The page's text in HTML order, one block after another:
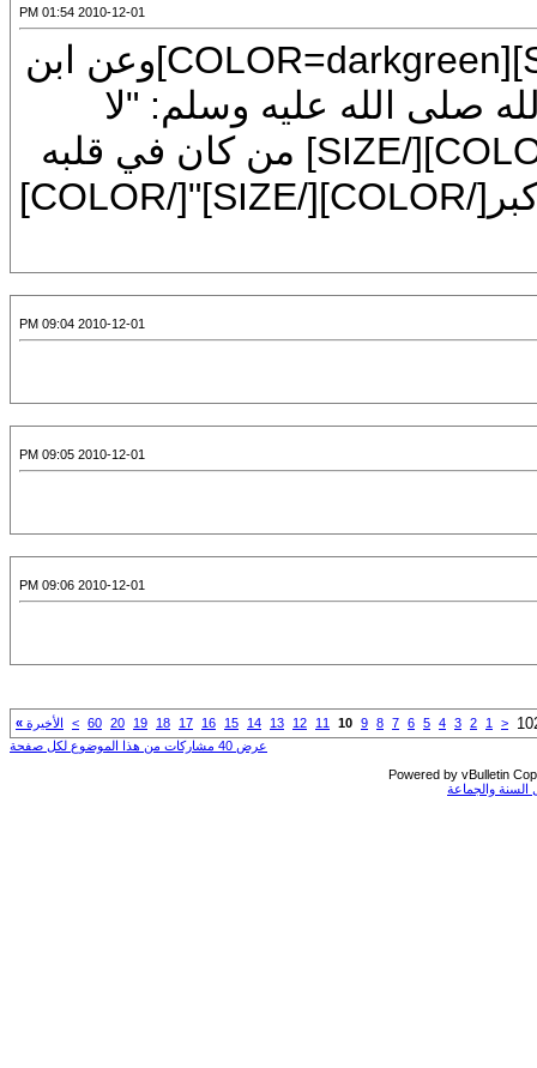
[CENTER][FONT=Mudir MT][SIZE=6][COLOR=darkgreen]وعن ابن
عليه وسلم: "لا
يدخل [SIZE=7][COLOR=red]الجنة[/COLOR][/SIZE] من كان في قلبه
مثقال ذرة من [SIZE=7][COLOR=red]كبر[/COLOR][/SIZE]"[/COLOR]
6
7
9
10
11
12
13
14
15
16
17
18
19
20
60
> الأخيرة»